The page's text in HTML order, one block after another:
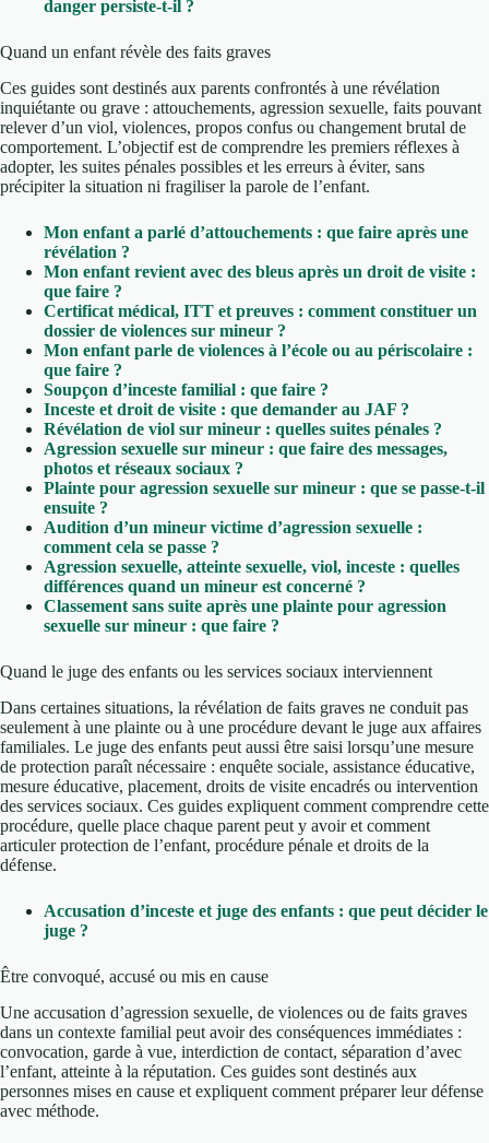
danger persiste-t-il ?
Quand un enfant révèle des faits graves
Ces guides sont destinés aux parents confrontés à une révélation
inquiétante ou grave : attouchements, agression sexuelle, faits pouvant
relever d’un viol, violences, propos confus ou changement brutal de
comportement. L’objectif est de comprendre les premiers réflexes à
adopter, les suites pénales possibles et les erreurs à éviter, sans
précipiter la situation ni fragiliser la parole de l’enfant.
Mon enfant a parlé d’attouchements : que faire après une
révélation ?
Mon enfant revient avec des bleus après un droit de visite :
que faire ?
Certificat médical, ITT et preuves : comment constituer un
dossier de violences sur mineur ?
Mon enfant parle de violences à l’école ou au périscolaire :
que faire ?
Soupçon d’inceste familial : que faire ?
Inceste et droit de visite : que demander au JAF ?
Révélation de viol sur mineur : quelles suites pénales ?
Agression sexuelle sur mineur : que faire des messages,
photos et réseaux sociaux ?
Plainte pour agression sexuelle sur mineur : que se passe-t-il
ensuite ?
Audition d’un mineur victime d’agression sexuelle :
comment cela se passe ?
Agression sexuelle, atteinte sexuelle, viol, inceste : quelles
différences quand un mineur est concerné ?
Classement sans suite après une plainte pour agression
sexuelle sur mineur : que faire ?
Quand le juge des enfants ou les services sociaux interviennent
Dans certaines situations, la révélation de faits graves ne conduit pas
seulement à une plainte ou à une procédure devant le juge aux affaires
familiales. Le juge des enfants peut aussi être saisi lorsqu’une mesure
de protection paraît nécessaire : enquête sociale, assistance éducative,
mesure éducative, placement, droits de visite encadrés ou intervention
des services sociaux. Ces guides expliquent comment comprendre cette
procédure, quelle place chaque parent peut y avoir et comment
articuler protection de l’enfant, procédure pénale et droits de la
défense.
Accusation d’inceste et juge des enfants : que peut décider le
juge ?
Être convoqué, accusé ou mis en cause
Une accusation d’agression sexuelle, de violences ou de faits graves
dans un contexte familial peut avoir des conséquences immédiates :
convocation, garde à vue, interdiction de contact, séparation d’avec
l’enfant, atteinte à la réputation. Ces guides sont destinés aux
personnes mises en cause et expliquent comment préparer leur défense
avec méthode.